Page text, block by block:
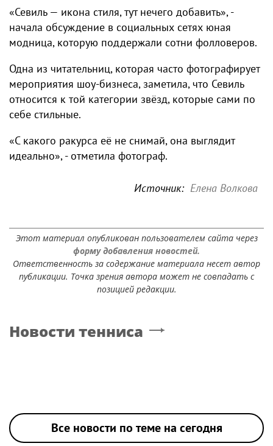
«Севиль — икона стиля, тут нечего добавить», -
начала обсуждение в социальных сетях юная
модница, которую поддержали сотни фолловеров.
Одна из читательниц, которая часто фотографирует
мероприятия шоу-бизнеса, заметила, что Севиль
относится к той категории звёзд, которые сами по
себе стильные.
«С какого ракурса её не снимай, она выглядит
идеально», - отметила фотограф.
Источник: Елена Волкова
Этот материал опубликован пользователем сайта через
форму добавления новостей.
Ответственность за содержание материала несет автор
публикации. Точка зрения автора может не совпадать с
позицией редакции.
Новости тенниса
Все новости по теме на сегодня